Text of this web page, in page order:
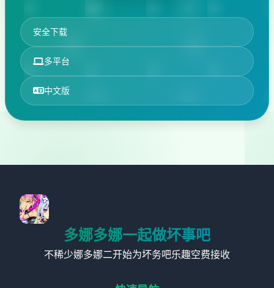
安全下载
多平台
中文版
多娜多娜一起做坏事吧
不稀少娜多娜二开始为坏务吧乐趣空费接收